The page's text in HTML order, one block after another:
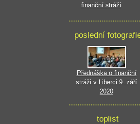
finanční stráži
poslední
Přednáška o finanční
stráži v Liberci 9. září
2020
toplist